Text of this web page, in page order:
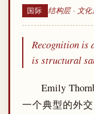
国际 结构层 · 文
Recognition is
is structural
Emily
一个典型的外